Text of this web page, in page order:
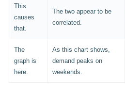
This
causes
that.
The two appear to be
correlated.
The
graph is
here.
As this chart shows,
demand peaks on
weekends.